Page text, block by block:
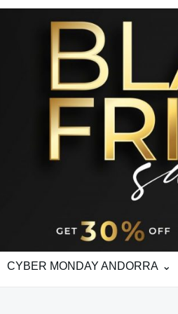
CYBER MONDAY ANDORRA